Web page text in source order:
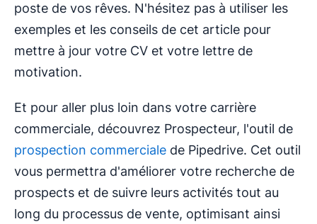
poste de vos rêves. N'hésitez pas à utiliser les
exemples et les conseils de cet article pour
mettre à jour votre CV et votre lettre de
motivation.
Et pour aller plus loin dans votre carrière
commerciale, découvrez Prospecteur, l'outil de
prospection commerciale de Pipedrive. Cet outil
vous permettra d'améliorer votre recherche de
prospects et de suivre leurs activités tout au
long du processus de vente, optimisant ainsi